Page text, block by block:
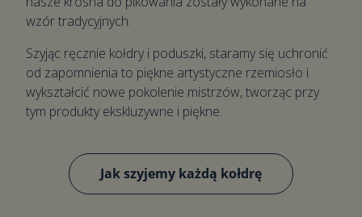
wzór tradycyjnych.
Szyjąc ręcznie kołdry i poduszki, staramy się uchronić
od zapomnienia to piękne artystyczne rzemiosło i
wykształcić nowe pokolenie mistrzów, tworząc przy
tym produkty ekskluzywne i piękne.
Jak szyjemy każdą kołdrę